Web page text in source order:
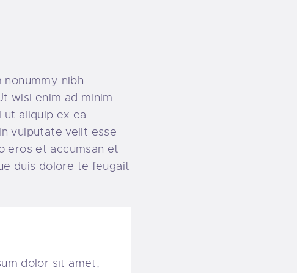
nibh
wisi enim ad minim
aliquip ex ea
vulputate velit esse
eros et accumsan et
duis dolore te feugait
dolor sit amet,